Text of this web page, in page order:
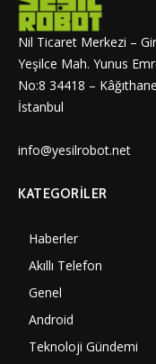
Nil Ticaret Merkezi –
Yeşilce Mah. Yunus
No:8 34418 –
İstanbul
info@yesilrobot.net
KATEGORILER
Haberler
Akıllı Telefon
Genel
Android
Teknoloji Gündemi